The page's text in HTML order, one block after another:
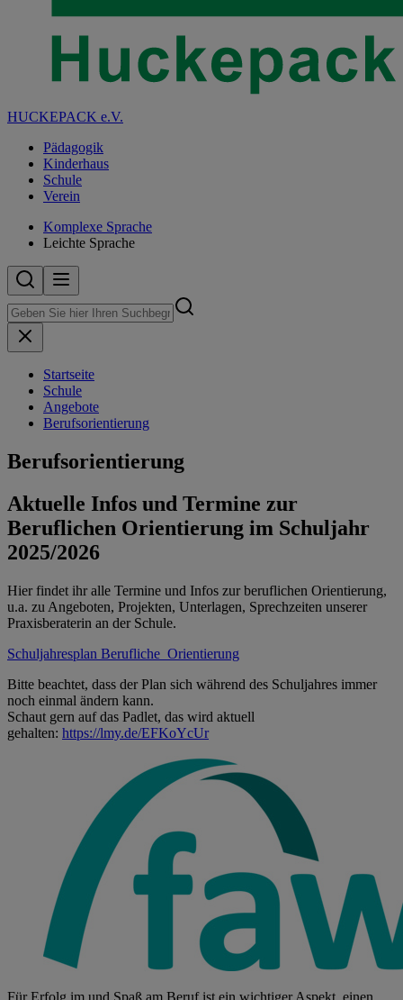
HUCKEPACK e.V.
Pädagogik
Kinderhaus
Schule
Verein
Komplexe Sprache
Leichte Sprache
Startseite
Schule
Angebote
Berufsorientierung
Berufsorientierung
Aktuelle Infos und Termine zur
Beruflichen Orientierung im Schuljahr
2025/2026
Hier findet ihr alle Termine und Infos zur beruflichen Orientierung,
u.a. zu Angeboten, Projekten, Unterlagen, Sprechzeiten unserer
Praxisberaterin an der Schule.
Schuljahresplan Berufliche_Orientierung
Bitte beachtet, dass der Plan sich während des Schuljahres immer
noch einmal ändern kann.
Schaut gern auf das Padlet, das wird aktuell
gehalten: https://lmy.de/EFKoYcUr
Für Erfolg im und Spaß am Beruf ist ein wichtiger Aspekt, einen